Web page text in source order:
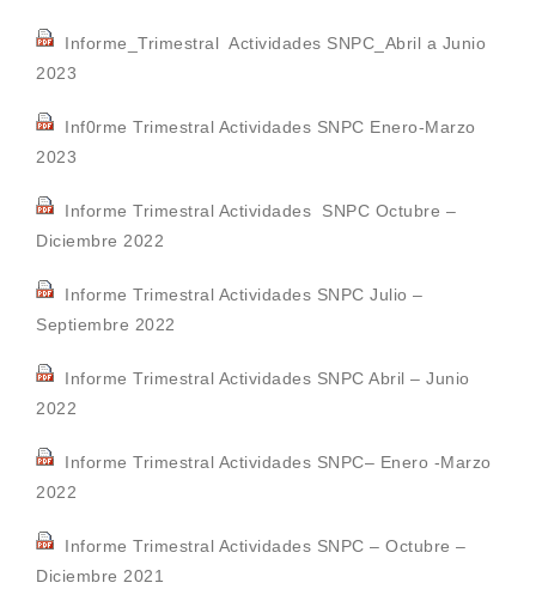
Informe_Trimestral Actividades SNPC_Abril a Junio
2023
Inf0rme Trimestral Actividades SNPC Enero-Marzo
2023
Informe Trimestral Actividades SNPC Octubre –
Diciembre 2022
Informe Trimestral Actividades SNPC Julio –
Septiembre 2022
Informe Trimestral Actividades SNPC Abril – Junio
2022
Informe Trimestral Actividades SNPC– Enero -Marzo
2022
Informe Trimestral Actividades SNPC – Octubre –
Diciembre 2021